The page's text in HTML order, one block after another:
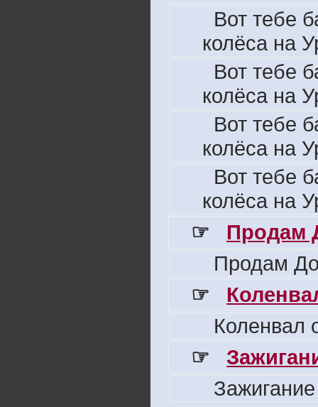
Вот тебе
колёса на
Вот тебе
колёса на
Вот тебе
колёса на
Вот тебе
колёса на
☞
Продам
Продам
☞
Коленвал
☞